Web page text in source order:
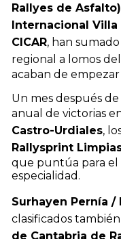
Rallyes de Asfalto)
Internacional
CICAR, han
regional a lomos del
acaban de
Un mes después
anual de victorias
Castro-Urdiales,
Rallysprint
que puntúa para
especialidad.
Surhayen Pernía /
clasificados
de Cantabria de